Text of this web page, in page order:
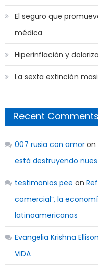
El seguro que
médica
Hiperinflación y
La sexta extinción
Recent Comments
007 rusia con amoron
está destruyendo
testimonios pee on
comercial”, la
latinoamericanas
Evangelia Krishna Ellison
VIDA